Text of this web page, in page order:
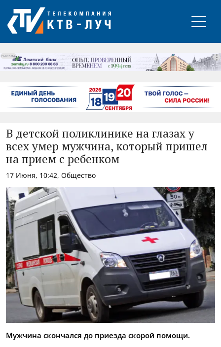
РЕКЛАМА
В детской поликлинике на глазах у
всех умер мужчина, который пришел
на прием с ребенком
17 Июня, 10:42, Общество
Мужчина скончался до приезда скорой помощи.